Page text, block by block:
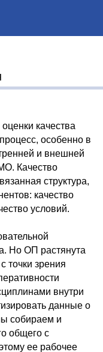
качества
особенно в
и внешней
Качество
структура,
качество
условий.
Но ОП растянута
точки зрения
внутри
данные о
собираем и
общего с
ее рабочее